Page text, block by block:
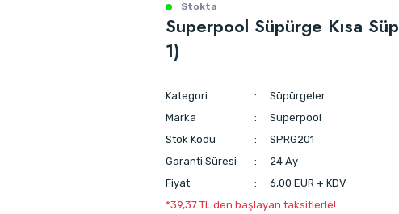
Stokta
Superpool Süpürge Kısa
1)
Kategori
Süpürgeler
Marka
Superpool
Stok Kodu
SPRG201
Garanti Süresi
24 Ay
Fiyat
6,00 EUR + KDV
*39,37 TL den başlayan taksitlerle!